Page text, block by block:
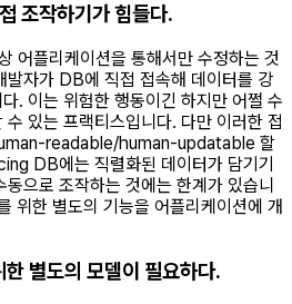
조작하기가 힘들다.
어플리케이션을 통해서만 수정하는 것
발자가 DB에 직접 접속해 데이터를 강
. 이는 위험한 행동이긴 하지만 어쩔 수
있는 프랙티스입니다. 다만 이러한 접
readable/human-updatable 할
DB에는 직렬화된 데이터가 담기기
으로 조작하는 것에는 한계가 있습니
위한 별도의 기능을 어플리케이션에 개
별도의 모델이 필요하다.